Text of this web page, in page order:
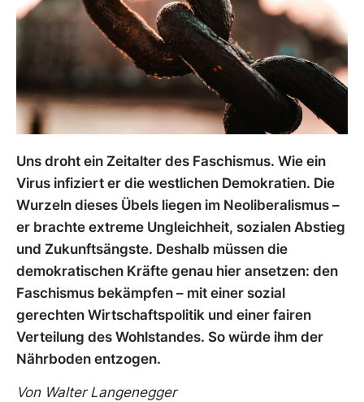
Uns droht ein Zeitalter des Faschismus. Wie ein
Virus infiziert er die westlichen Demokratien. Die
Wurzeln dieses Übels liegen im Neoliberalismus –
er brachte extreme Ungleichheit, sozialen Abstieg
und Zukunftsängste. Deshalb müssen die
demokratischen Kräfte genau hier ansetzen: den
Faschismus bekämpfen – mit einer sozial
gerechten Wirtschaftspolitik und einer fairen
Verteilung des Wohlstandes. So würde ihm der
Nährboden entzogen.
Von Walter Langenegger